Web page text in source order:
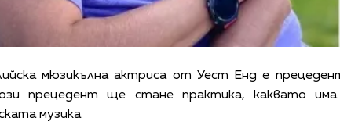
мюзикълна актриса от Уест Енд е
прецедент ще стане практика, каквато
музика.